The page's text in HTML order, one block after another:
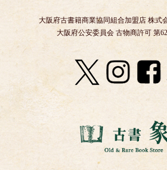
大阪府古書籍商業協同組合加盟店 株式
大阪府公安委員会 古物商許可 第